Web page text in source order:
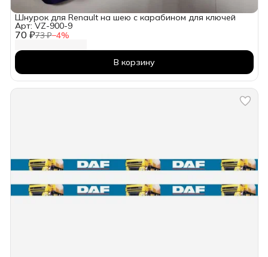
70 ₽73 ₽−4%
Шнурок для Renault на шею с карабином для ключей
Арт: VZ-900-9
В корзину